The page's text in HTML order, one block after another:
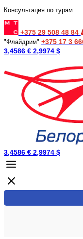
Консультация по турам
+375 29 508 48 84
"Флайдрим" +375 17 3
3,4586 € 2,9974 $
3,4586 € 2,9974 $